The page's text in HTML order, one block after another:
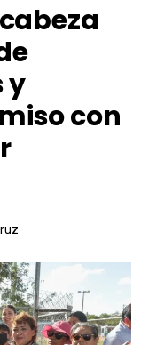
y
con